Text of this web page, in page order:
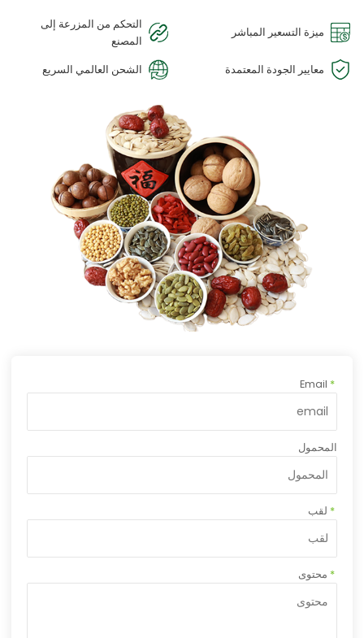
ميزة التسعير المباشر
التحكم من المزرعة إلى
المصنع
معايير الجودة المعتمدة
الشحن العالمي السريع
*
Email
المحمول
* لقب
* محتوى